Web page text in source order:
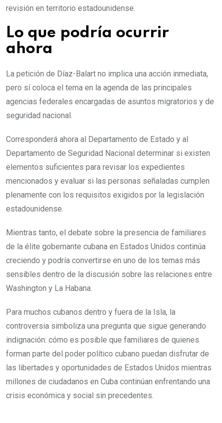
revisión en territorio estadounidense.
Lo que podría ocurrir
ahora
La petición de Díaz-Balart no implica una acción inmediata,
pero sí coloca el tema en la agenda de las principales
agencias federales encargadas de asuntos migratorios y de
seguridad nacional.
Corresponderá ahora al Departamento de Estado y al
Departamento de Seguridad Nacional determinar si existen
elementos suficientes para revisar los expedientes
mencionados y evaluar si las personas señaladas cumplen
plenamente con los requisitos exigidos por la legislación
estadounidense.
Mientras tanto, el debate sobre la presencia de familiares
de la élite gobernante cubana en Estados Unidos continúa
creciendo y podría convertirse en uno de los temas más
sensibles dentro de la discusión sobre las relaciones entre
Washington y La Habana.
Para muchos cubanos dentro y fuera de la Isla, la
controversia simboliza una pregunta que sigue generando
indignación: cómo es posible que familiares de quienes
forman parte del poder político cubano puedan disfrutar de
las libertades y oportunidades de Estados Unidos mientras
millones de ciudadanos en Cuba continúan enfrentando una
crisis económica y social sin precedentes.